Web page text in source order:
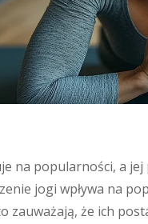
na popularności, a
jogi wpływa na
zauważają, że ich